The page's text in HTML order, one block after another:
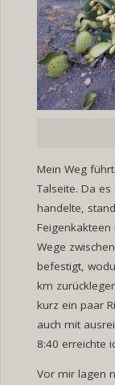
Mein Weg
Talseite. Da
handelte,
Wege
befestigt,
km
kurz ein paar
auch mit
8:40 erreichte
Vor mir lagen